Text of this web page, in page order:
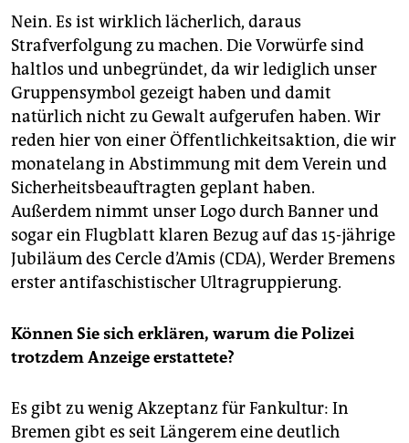
Nein. Es ist wirklich lächerlich, daraus
Strafverfolgung zu machen. Die Vorwürfe sind
haltlos und unbegründet, da wir lediglich unser
Gruppensymbol gezeigt haben und damit
natürlich nicht zu Gewalt aufgerufen haben. Wir
reden hier von einer Öffentlichkeitsaktion, die wir
monatelang in Abstimmung mit dem Verein und
Sicherheitsbeauftragten geplant haben.
Außerdem nimmt unser Logo durch Banner und
sogar ein Flugblatt klaren Bezug auf das 15-jährige
Jubiläum des Cercle d’Amis (CDA), Werder Bremens
erster antifaschistischer Ultragruppierung.
Können Sie sich erklären, warum die Polizei
trotzdem Anzeige erstattete?
Es gibt zu wenig Akzeptanz für Fankultur: In
Bremen gibt es seit Längerem eine deutlich